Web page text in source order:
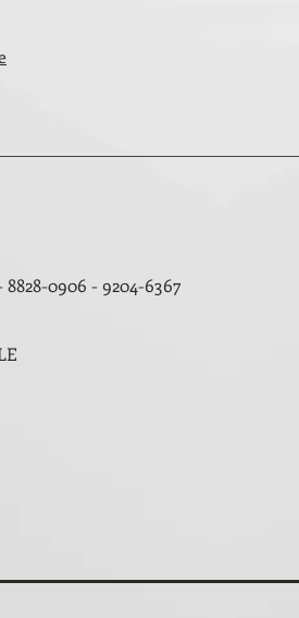
8828-0906 - 9204-6367